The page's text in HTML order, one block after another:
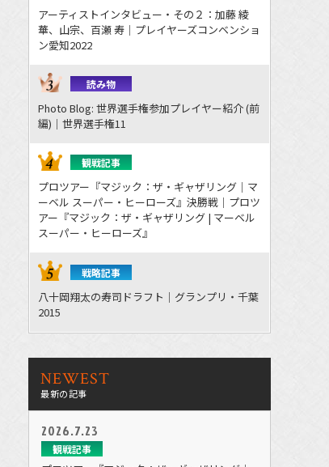
アーティストインタビュー・その２：加藤 綾
華、山宗、百瀬 寿｜プレイヤーズコンベンショ
ン愛知2022
読み物
Photo Blog: 世界選手権参加プレイヤー紹介 (前
編)｜世界選手権11
観戦記事
プロツアー『マジック：ザ・ギャザリング｜マ
ーベル スーパー・ヒーローズ』決勝戦｜プロツ
アー『マジック：ザ・ギャザリング | マーベル
スーパー・ヒーローズ』
戦略記事
八十岡翔太の寿司ドラフト｜グランプリ・千葉
2015
NEWEST
最新の記事
2026.7.23
観戦記事